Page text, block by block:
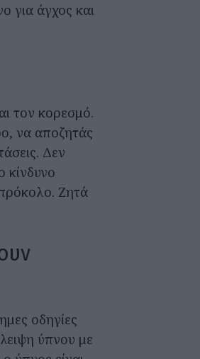
για άγχος και
τον κορεσμό.
να αποζητάς
Δεν
κίνδυνο
Ζητά
οδηγίες
ύπνου με